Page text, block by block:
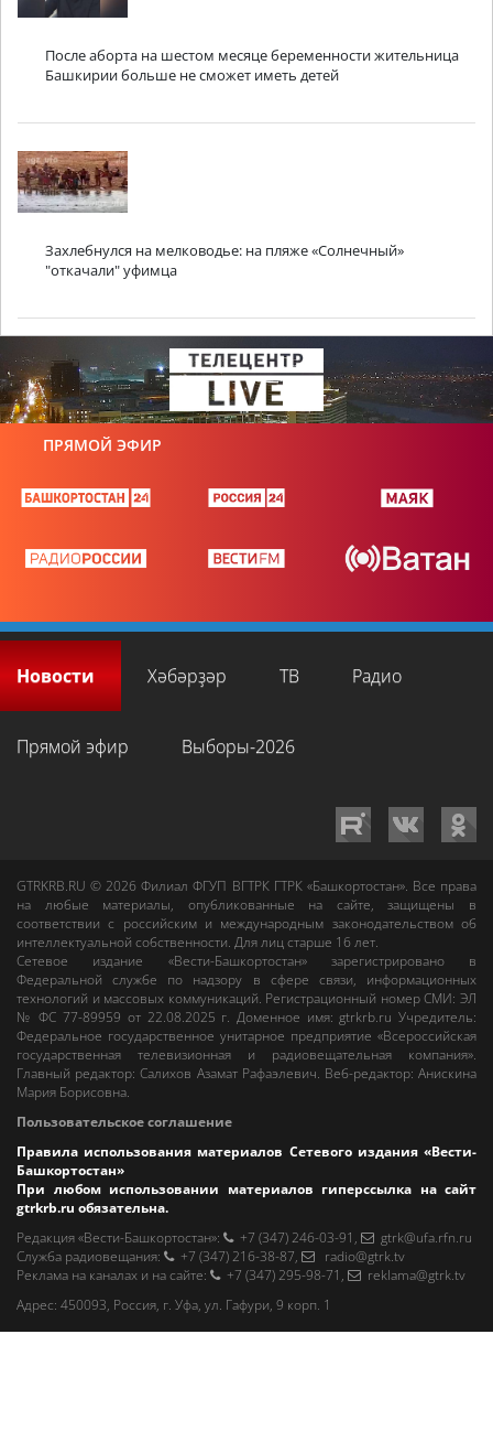
После аборта на шестом месяце беременности жительница
Башкирии больше не сможет иметь детей
Захлебнулся на мелководье: на пляже «Солнечный»
"откачали" уфимца
ПРЯМОЙ ЭФИР
Новости Хәбәрҙәр ТВ Радио
Прямой эфир Выборы-2026
GTRKRB.RU © 2026Филиал ФГУП ВГТРК ГТРК «Башкортостан». Все права
на любые материалы, опубликованные на сайте, защищены в
соответствии с российским и международным законодательством об
интеллектуальной собственности. Для лиц старше 16 лет.
Сетевое издание «Вести-Башкортостан»зарегистрировано в
Федеральной службе по надзору в сфере связи, информационных
технологий и массовых коммуникаций. Регистрационный номер СМИ: ЭЛ
№ ФС 77-89959 от 22.08.2025 г. Доменное имя:gtrkrb.ru Учредитель:
Федеральное государственное унитарное предприятие «Всероссийская
государственная телевизионная и радиовещательная компания».
Главный редактор:Салихов Азамат Рафаэлевич. Веб-редактор:Анискина
Мария Борисовна.
Пользовательское соглашение
Правила использования материалов Сетевого издания «Вести-
Башкортостан»
При любом использовании материалов гиперссылка на сайт
gtrkrb.ru обязательна.
Редакция «Вести-Башкортостан»: +7 (347) 246-03-91 ,
gtrk@ufa.rfn.ru
Cлужба радиовещания: +7 (347) 216-38-87,
radio@gtrk.tv
Реклама на каналах и на сайте: +7 (347) 295-98-71 ,
reklama@gtrk.tv
Адрес: 450093, Россия, г. Уфа, ул. Гафури, 9 корп. 1